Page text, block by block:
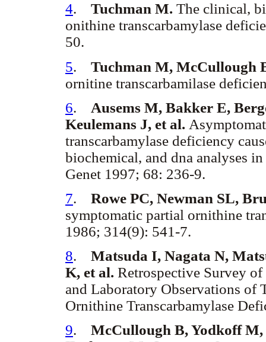
4. Tuchman M. The clinical,
onithine transcarbamylase
50.
5. Tuchman M, McCullough
ornitine transcarbamilase
6. Ausems M, Bakker E,
Keulemans J, et al.
transcarbamylase deficiency
biochemical, and dna analyses
Genet 1997; 68: 236-9.
7. Rowe PC, Newman SL,
symptomatic partial ornithine
1986; 314(9): 541-7.
8. Matsuda I, Nagata N,
K, et al. Retrospective Survey
and Laboratory Observations of
Ornithine Transcarbamylase
9. McCullough B, Yodkoff